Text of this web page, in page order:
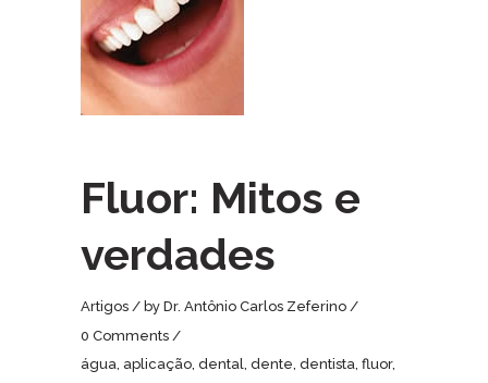
Fluor: Mitos e
verdades
Artigos by Dr. Antônio Carlos Zeferino
0 Comments
água, aplicação, dental, dente, dentista, fluor,